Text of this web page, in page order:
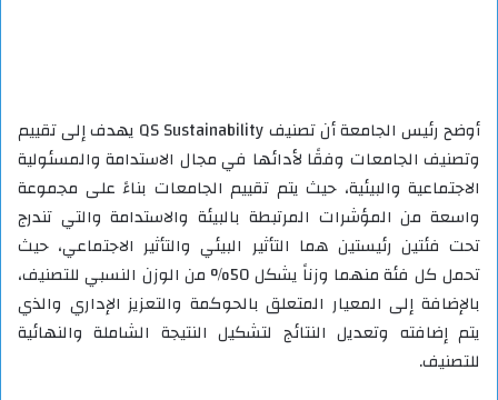
أوضح رئيس الجامعة أن تصنيف QS Sustainability يهدف إلى تقييم
وتصنيف الجامعات وفقًا لأدائها في مجال الاستدامة والمسئولية
الاجتماعية والبيئية، حيث يتم تقييم الجامعات بناءً على مجموعة
واسعة من المؤشرات المرتبطة بالبيئة والاستدامة والتي تندرج
تحت فئتين رئيستين هما التأثير البيئي والتأثير الاجتماعي، حيث
تحمل كل فئة منهما وزناً يشكل 50% من الوزن النسبي للتصنيف،
بالإضافة إلى المعيار المتعلق بالحوكمة والتعزيز الإداري والذي
يتم إضافته وتعديل النتائج لتشكيل النتيجة الشاملة والنهائية
للتصنيف.